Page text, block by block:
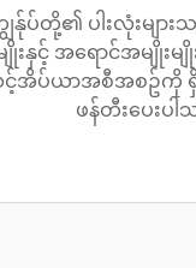
န်ုပ်တို့၏ ပါးလုံးများ
ျိုးနှင့် အရောင်အမျိုးမျို
အိပ်ယာအစီအစဥ်ကို
ဖန်တီးပေးပါ